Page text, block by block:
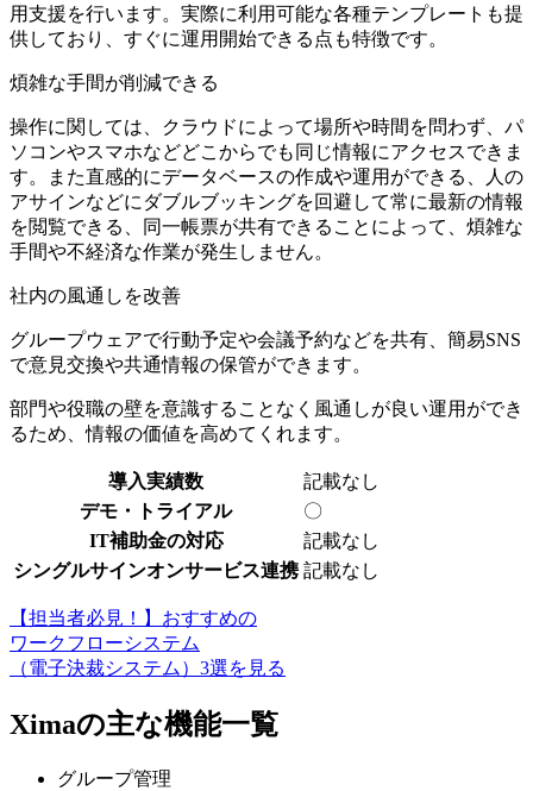
用支援を行います。実際に利用可能な各種テンプレートも提
供しており、すぐに運用開始できる点も特徴です。
煩雑な手間が削減できる
操作に関しては、クラウドによって場所や時間を問わず、パ
ソコンやスマホなどどこからでも同じ情報にアクセスできま
す。また直感的にデータベースの作成や運用ができる、人の
アサインなどにダブルブッキングを回避して常に最新の情報
を閲覧できる、同一帳票が共有できることによって、 煩雑な
手間や不経済な作業が発生しません。
社内の風通しを改善
グループウェアで行動予定や会議予約などを共有、簡易SNS
で意見交換や共通情報の保管ができます。
部門や役職の壁を意識することなく風通しが良い運用 ができ
るため、情報の価値を高めてくれます。
導入実績数
記載なし
デモ・トライアル
〇
IT補助金の対応
記載なし
シングルサインオンサービス連携 記載なし
【担当者必見！】おすすめの
ワークフローシステム
（電子決裁システム）3選を見る
Ximaの主な機能一覧
グループ管理